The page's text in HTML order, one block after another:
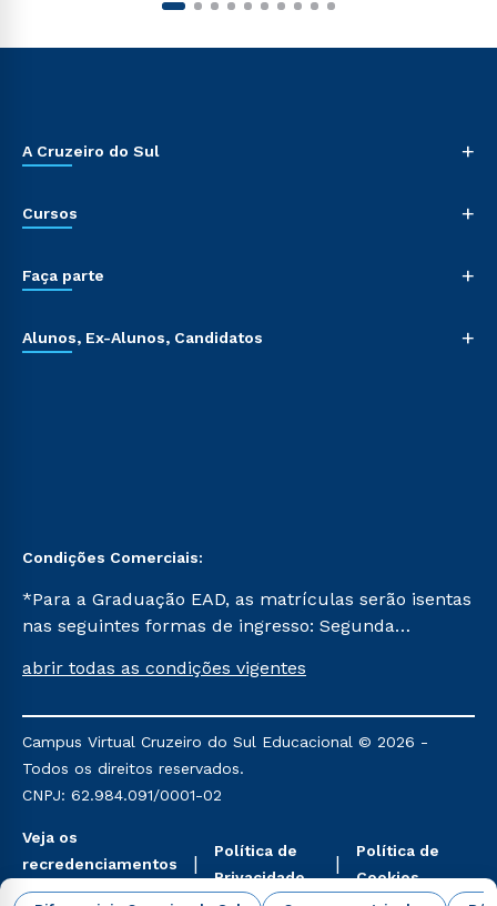
A Cruzeiro do Sul +
Cursos +
Faça parte +
Alunos, Ex-Alunos, Candidatos +
Condições Comerciais:
*Para a Graduação EAD, as matrículas serão isentas
nas seguintes formas de ingresso: Segunda
Já para as demais, a taxa de matrícula será de R$
mencionadas são referentes aos cursos: Ensino
Religioso, Geografia para a Docência e Metodologia
do Ensino de História: Questões Atuais.
abrir todas as condições vigentes
Campus Virtual Cruzeiro do Sul Educacional © 2026 -
Todos os direitos reservados.
CNPJ: 62.984.091/0001-02
Veja os
recredenciamentos
aqui
Política de
Privacidade
Política de
Cookies